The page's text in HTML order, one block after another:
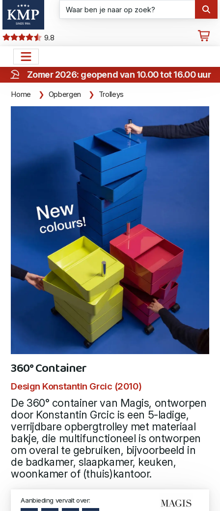
9.8
Zomer 2026: geopend van 10.00 tot 16.00 uur
Home Opbergen Trolleys
360° Container
Design Konstantin Grcic (2010)
De 360° container van Magis, ontworpen
door Konstantin Grcic is een 5-ladige,
verrijdbare opbergtrolley met materiaal
bakje, die multifunctioneel is ontworpen
om overal te gebruiken, bijvoorbeeld in
de badkamer, slaapkamer, keuken,
woonkamer of (thuis)kantoor.
Aanbieding vervalt over: